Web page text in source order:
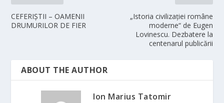
CEFERIȘTII – OAMENII
DRUMURILOR DE FIER
„Istoria civilizației române
moderne“ de Eugen
Lovinescu. Dezbatere la
centenarul publicării
ABOUT THE AUTHOR
Ion Marius Tatomir